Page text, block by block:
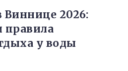
Виннице 2026:
правила
у воды